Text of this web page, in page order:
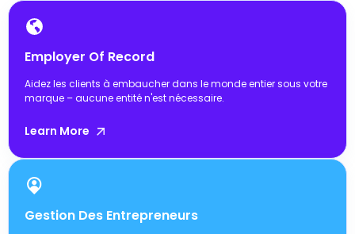
Employer Of Record
Aidez les clients à embaucher dans le monde entier sous votre
marque – aucune entité n'est nécessaire.
Learn More
Gestion Des Entrepreneurs